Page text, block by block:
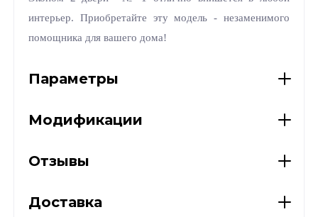
интерьер. Приобретайте эту модель - незаменимого
помощника для вашего дома!
Параметры
Модификации
Отзывы
Доставка